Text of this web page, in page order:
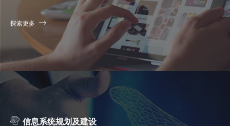
探索更多
信息系统规划及建设